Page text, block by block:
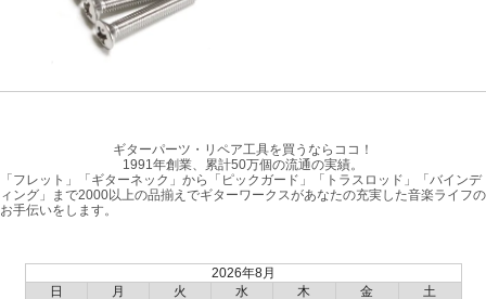
ギターパーツ・リペア工具を買うならココ！
1991年創業、累計50万個の流通の実績。
「フレット」「ギターネック」から「ピックガード」「トラスロッド」「バインデ
ィング」まで2000以上の品揃えでギターワークスがあなたの充実した音楽ライフの
お手伝いをします。
2026年8月
日
月 火 水 木 金
土